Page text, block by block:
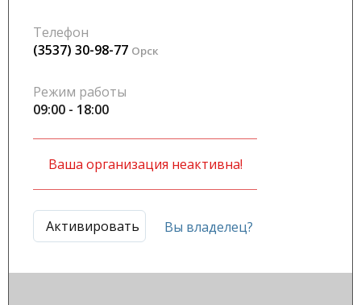
Телефон
(3537) 30-98-77 Орск
Режим работы
09:00 - 18:00
Ваша организация неактивна!
Активировать Вы владелец?